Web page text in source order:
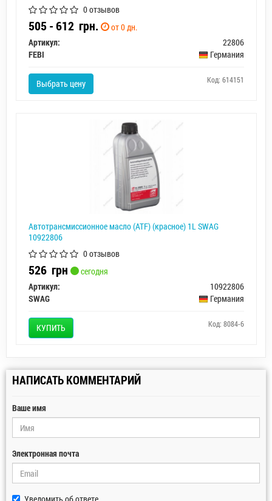
0 отзывов
505 - 612 грн.
от 0 дн.
Артикул:
22806
FEBI
Германия
Выбрать цену Код: 614151
Автотрансмиссионное масло (ATF) (красное) 1L SWAG
10922806
0 отзывов
526 грн
сегодня
Артикул:
10922806
SWAG
Германия
КУПИТЬ Код: 8084-6
НАПИСАТЬ КОММЕНТАРИЙ
Ваше имя
Электронная почта